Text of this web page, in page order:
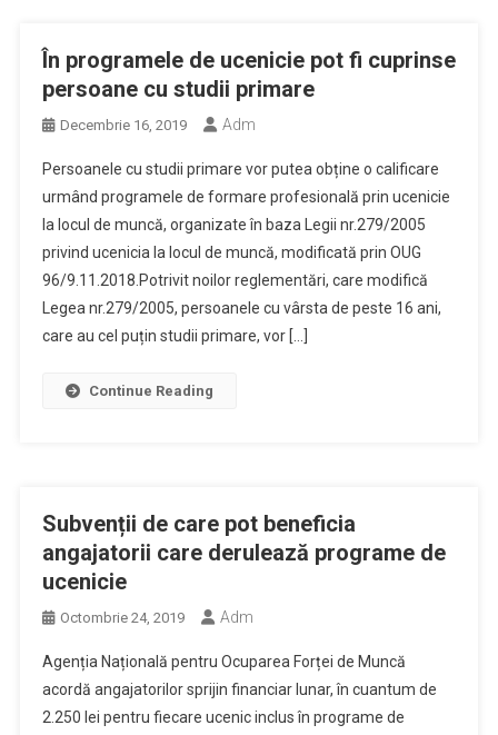
În programele de ucenicie pot fi cuprinse
persoane cu studii primare
Decembrie 16, 2019 Adm
Persoanele cu studii primare vor putea obține o calificare
urmând programele de formare profesională prin ucenicie
la locul de muncă, organizate în baza Legii nr.279/2005
privind ucenicia la locul de muncă, modificată prin OUG
96/9.11.2018.Potrivit noilor reglementări, care modifică
Legea nr.279/2005, persoanele cu vârsta de peste 16 ani,
care au cel puțin studii primare, vor […]
Continue Reading
Subvenții de care pot beneficia
angajatorii care derulează programe de
ucenicie
Octombrie 24, 2019 Adm
Agenția Națională pentru Ocuparea Forței de Muncă
acordă angajatorilor sprijin financiar lunar, în cuantum de
2.250 lei pentru fiecare ucenic inclus în programe de